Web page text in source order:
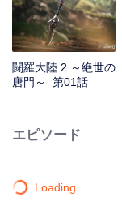
るのか？
闘羅大陸 2 ～絶世の
唐門～_第01話
エピソード
Loading…